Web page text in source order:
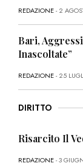
REDAZIONE- 2
Bari,
Inascoltate”
REDAZIONE- 25
DIRITTO
Risarcito Il
REDAZIONE- 3